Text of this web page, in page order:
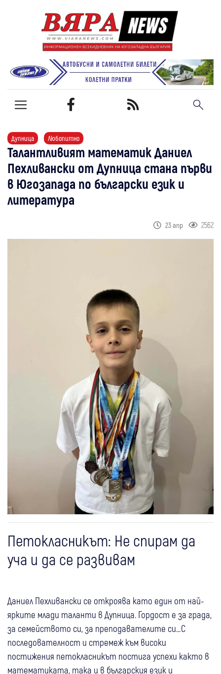
Дупница Любопитно
Талантливият математик Даниел
Пехливански от Дупница стана първи
в Югозапада по български език и
литература
23 апр 2562
Петокласникът: Не спирам да
уча и да се развивам
Даниел Пехливански се откроява като един от най-
ярките млади таланти в Дупница. Гордост е за града,
за семейството си, за преподавателите си…С
последователност и стремеж към високи
постижения петокласникът постига успехи както в
математиката, така и в българския език и